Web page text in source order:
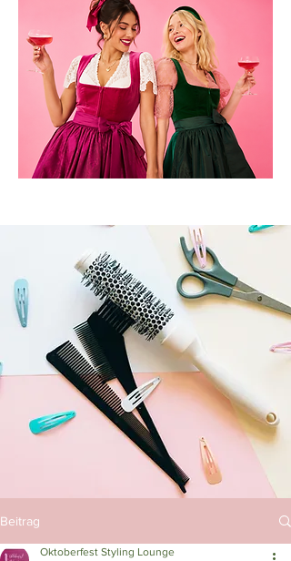
Beitrag
Oktoberfest Styling Lounge